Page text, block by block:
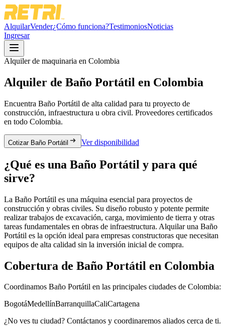
AlquilarVender¿Cómo funciona?TestimoniosNoticias
Ingresar
Alquiler de maquinaria en Colombia
Alquiler de Baño Portátil en Colombia
Encuentra Baño Portátil de alta calidad para tu proyecto de
construcción, infraestructura u obra civil. Proveedores certificados
en todo Colombia.
Cotizar Baño Portátil Ver disponibilidad
¿Qué es una Baño Portátil y para qué
sirve?
La Baño Portátil es una máquina esencial para proyectos de
construcción y obras civiles. Su diseño robusto y potente permite
realizar trabajos de excavación, carga, movimiento de tierra y otras
tareas fundamentales en obras de infraestructura. Alquilar una Baño
Portátil es la opción ideal para empresas constructoras que necesitan
equipos de alta calidad sin la inversión inicial de compra.
Cobertura de Baño Portátil en Colombia
Coordinamos Baño Portátil en las principales ciudades de Colombia:
BogotáMedellínBarranquillaCaliCartagena
¿No ves tu ciudad? Contáctanos y coordinaremos aliados cerca de ti.